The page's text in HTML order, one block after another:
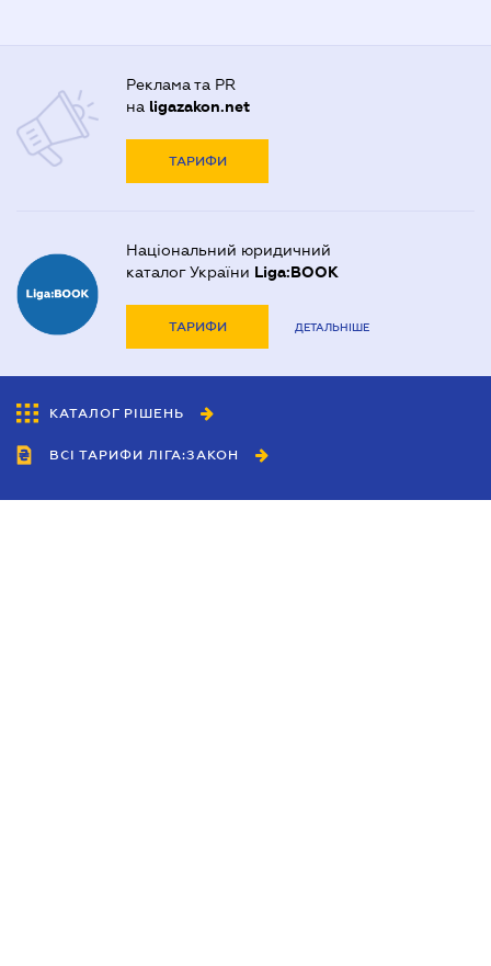
Реклама та PR
на ligazakon.net
ТАРИФИ
Національний юридичний
каталог України Liga:BOOK
ТАРИФИ ДЕТАЛЬНІШЕ
КАТАЛОГ РІШЕНЬ
ВСІ ТАРИФИ ЛІГА:ЗАКОН